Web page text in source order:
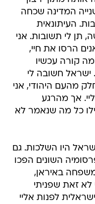
המדינה שכחה
העיתונאית
תן לי תשובות. אני
הרסו את חיי,
קורה עכשיו
ישראל חשובה לי
מהעם היהודי, אני
אך מהרגע
כל מה שנאמר לא
היו השלכות. גם
השונים הפכו
באיראן,
לא זאת שפניתי
לפנות אליי